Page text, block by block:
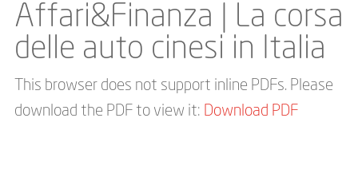
Affari&Finanza | La corsa
delle auto cinesi in Italia
This browser does not support inline PDFs. Please
download the PDF to view it: Download PDF